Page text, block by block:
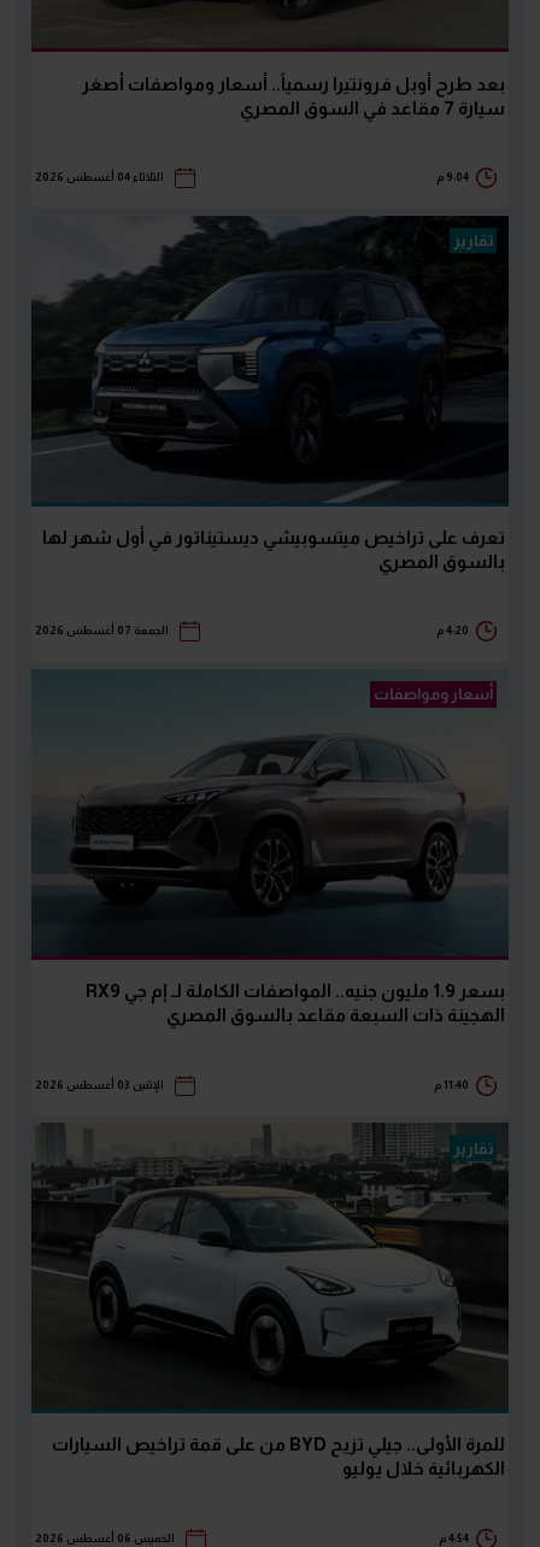
بعد طرح أوبل فرونتيرا رسمياً.. أسعار ومواصفات أصغر
سيارة 7 مقاعد في السوق المصري
9:04 م الثلاثاء 04 أغسطس 2026
تقارير
تعرف على تراخيص ميتسوبيشي ديستيناتور في أول شهر لها
بالسوق المصري
4:20 م الجمعة 07 أغسطس 2026
أسعار ومواصفات
بسعر 1.9 مليون جنيه.. المواصفات الكاملة لـ إم جي RX9
الهجينة ذات السبعة مقاعد بالسوق المصري
11:40 م الإثنين 03 أغسطس 2026
تقارير
للمرة الأولى.. جيلي تزيح BYD من على قمة تراخيص السيارات
الكهربائية خلال يوليو
4:54 م الخميس 06 أغسطس 2026